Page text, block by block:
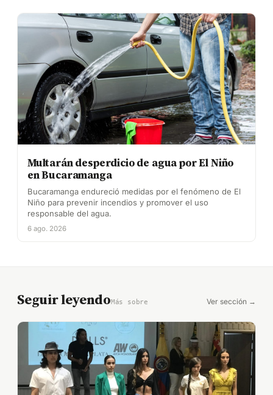
Multarán desperdicio de agua por El Niño
en Bucaramanga
Bucaramanga endureció medidas por el fenómeno de El
Niño para prevenir incendios y promover el uso
responsable del agua.
6 ago. 2026
Seguir leyendoMás sobre Ver sección →